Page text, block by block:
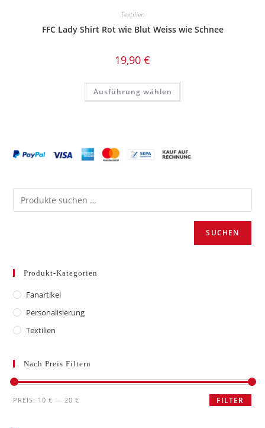
Textilien
FFC Lady Shirt Rot wie Blut Weiss wie Schnee
19,90 €
Ausführung wählen
Dieses
weist
können
auf
SUCHEN
Produkt-Kategorien
Fanartikel
Personalisierung
Textilien
Nach Preis Filtern
Min.
Max.
FILTER
PREIS: 10 € —20 €